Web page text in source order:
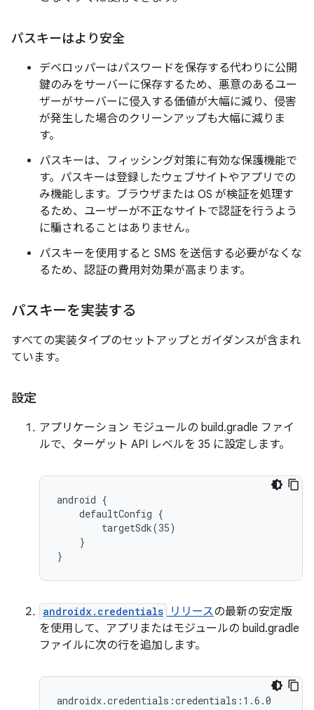
パスキーはより安全
デベロッパーはパスワードを保存する代わりに公開
鍵のみをサーバーに保存するため、悪意のあるユー
ザーがサーバーに侵入する価値が大幅に減り、侵害
が発生した場合のクリーンアップも大幅に減りま
す。
パスキーは、フィッシング対策に有効な保護機能で
す。パスキーは登録したウェブサイトやアプリでの
み機能します。ブラウザまたは OS が検証を処理す
るため、ユーザーが不正なサイトで認証を行うよう
に騙されることはありません。
パスキーを使用すると SMS を送信する必要がなくな
るため、認証の費用対効果が高まります。
パスキーを実装する
すべての実装タイプのセットアップとガイダンスが含まれ
ています。
設定
アプリケーション モジュールの build.gradle ファイ
ルで、ターゲット API レベルを 35 に設定します。
android {
    defaultConfig {
        targetSdk(35)
    }
androidx.credentials リリースの最新の安定版
を使用して、アプリまたはモジュールの build.gradle
ファイルに次の行を追加します。
androidx.credentials:credentials:1.6.0